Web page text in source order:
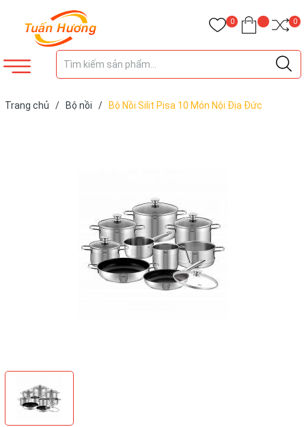
0 0
Trang chủ / Bộ nồi / Bộ Nồi Silit Pisa 10 Món Nội Địa Đức